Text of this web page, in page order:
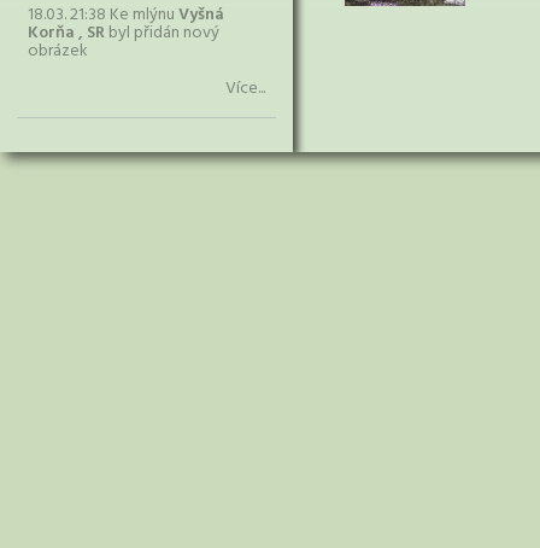
18.03. 21:38 Ke mlýnuVyšná
Korňa , SRbyl přidán nový
obrázek
Více...